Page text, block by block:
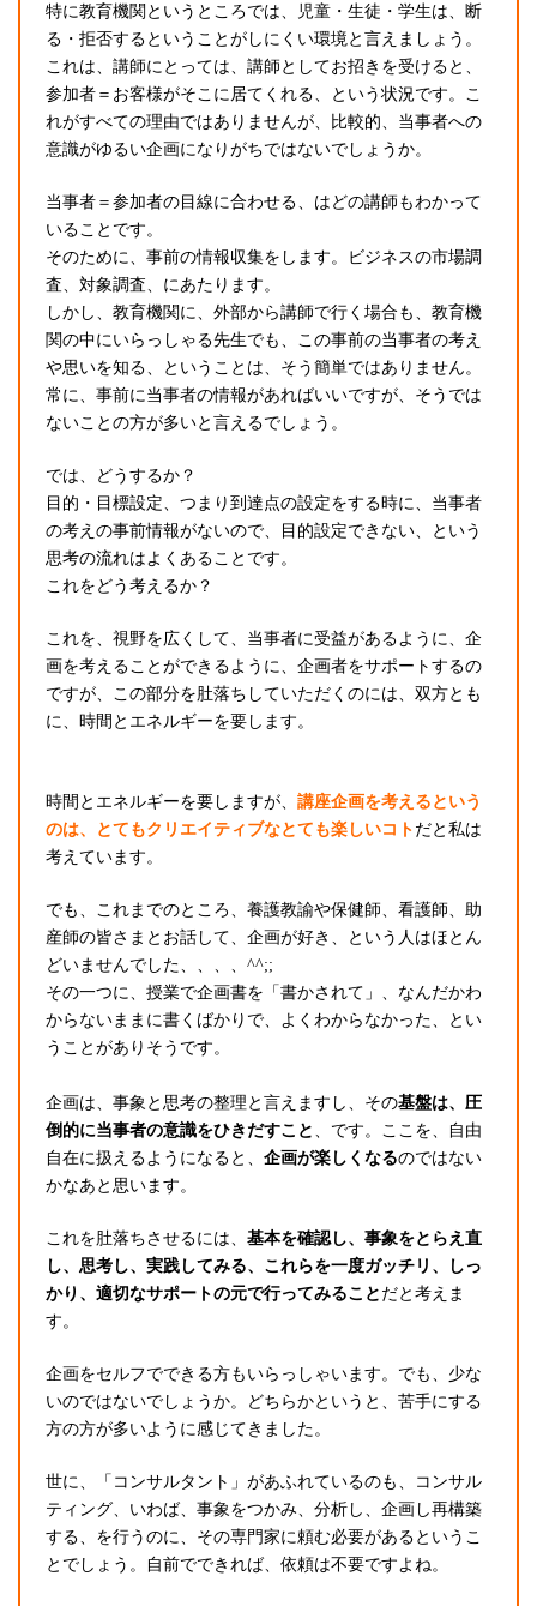
特に教育機関というところでは、児童・生徒・学生は、断
る・拒否するということがしにくい環境と言えましょう。
これは、講師にとっては、講師としてお招きを受けると、
参加者＝お客様がそこに居てくれる、という状況です。こ
れがすべての理由ではありませんが、比較的、当事者への
意識がゆるい企画になりがちではないでしょうか。
当事者＝参加者の目線に合わせる、はどの講師もわかって
いることです。
そのために、事前の情報収集をします。ビジネスの市場調
査、対象調査、にあたります。
しかし、教育機関に、外部から講師で行く場合も、教育機
関の中にいらっしゃる先生でも、この事前の当事者の考え
や思いを知る、ということは、そう簡単ではありません。
常に、事前に当事者の情報があればいいですが、そうでは
ないことの方が多いと言えるでしょう。
では、どうするか？
目的・目標設定、つまり到達点の設定をする時に、当事者
の考えの事前情報がないので、目的設定できない、という
思考の流れはよくあることです。
これをどう考えるか？
これを、視野を広くして、当事者に受益があるように、企
画を考えることができるように、企画者をサポートするの
ですが、この部分を肚落ちしていただくのには、双方とも
に、時間とエネルギーを要します。
時間とエネルギーを要しますが、 講座企画を考えるという
のは、とてもクリエイティブなとても楽しいコト だと私は
考えています。
でも、これまでのところ、養護教諭や保健師、看護師、助
産師の皆さまとお話して、企画が好き、という人はほとん
どいませんでした、、、、^^;;
その一つに、授業で企画書を「書かされて」、なんだかわ
からないままに書くばかりで、よくわからなかった、とい
うことがありそうです。
企画は、事象と思考の整理と言えますし、その基盤は、圧
倒的に当事者の意識をひきだすこと
、です。ここを、自由
自在に扱えるようになると、 企画が楽しくなるのではない
かなあと思います。
これを肚落ちさせるには、 基本を確認し、事象をとらえ直
し、思考し、実践してみる、これらを一度ガッチリ、しっ
かり、適切なサポートの元で行ってみること だと考えま
す。
企画をセルフでできる方もいらっしゃいます。でも、少な
いのではないでしょうか。どちらかというと、苦手にする
方の方が多いように感じてきました。
世に、「コンサルタント」があふれているのも、コンサル
ティング、いわば、事象をつかみ、分析し、企画し再構築
する、を行うのに、その専門家に頼む必要があるというこ
とでしょう。自前でできれば、依頼は不要ですよね。